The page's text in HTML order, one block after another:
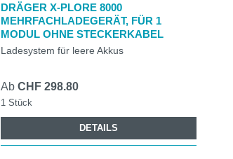
DRÄGER X-PLORE 8000
MEHRFACHLADEGERÄT, FÜR 1
MODUL OHNE STECKERKABEL
Ladesystem für leere Akkus
Ab CHF 298.80
1 Stück
DETAILS